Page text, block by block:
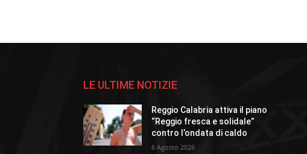
LE ULTIME NOTIZIE
Reggio Calabria attiva il piano
“Reggio fresca e solidale”
contro l’ondata di caldo
6 Agosto 2026